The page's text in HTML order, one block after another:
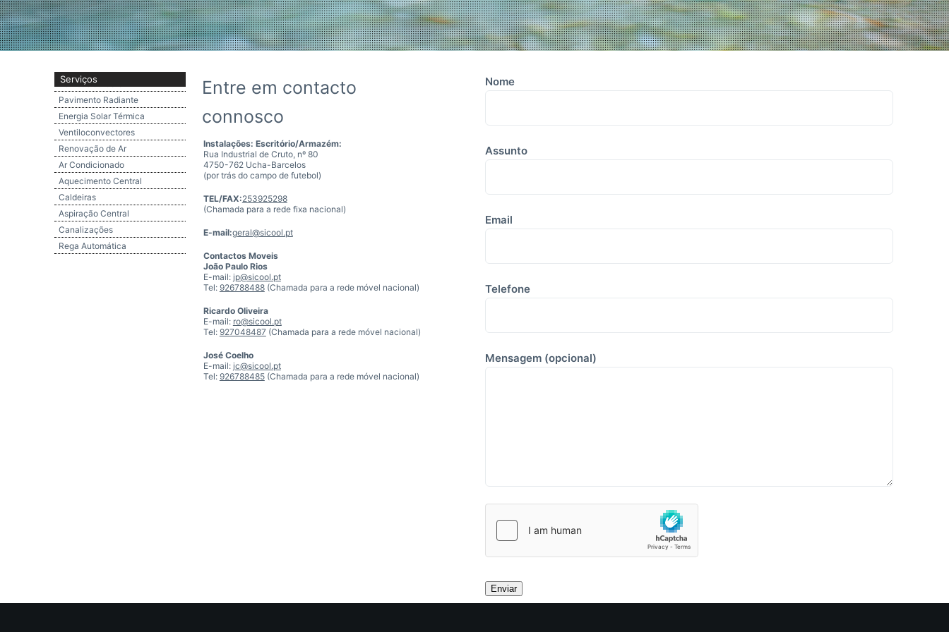
o
Serviços
Bombas de Calor
Pavimento Radiante
Energia Solar Térmica
Ventiloconvectores
Renovação de Ar
Ar Condicionado
Aquecimento Central
Caldeiras
Aspiração Central
Canalizações
Rega Automática
Entre em contacto
connosco
Instalações: Escritório/Armazém:
Rua Industrial de Cruto, nº 80
4750-762 Ucha-Barcelos
(por trás do campo de futebol)
TEL/FAX:253925298
(Chamada para a rede fixa nacional)
E-mail:geral@sicool.pt
Contactos Moveis
João Paulo Rios
E-mail: jp@sicool.pt
Tel: 926788488(Chamada para a rede móvel nacional)
Ricardo Oliveira
E-mail: ro@sicool.pt
Tel: 927048487 (Chamada para a rede móvel nacional)
José Coelho
E-mail: jc@sicool.pt
Tel: 926788485(Chamada para a rede móvel nacional)
Nome
Assunto
Email
Telefone
Mensagem (opcional)